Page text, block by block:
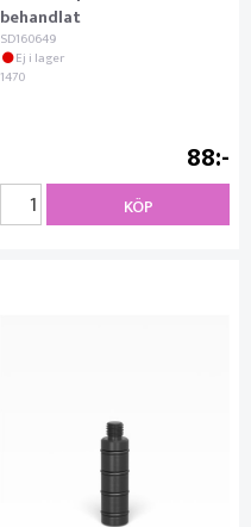
behandlat
SD160649
Ej i lager
1470
88
KÖP